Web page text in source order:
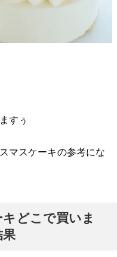
すぅ
マスケーキの参考にな
キどこで買いま
果